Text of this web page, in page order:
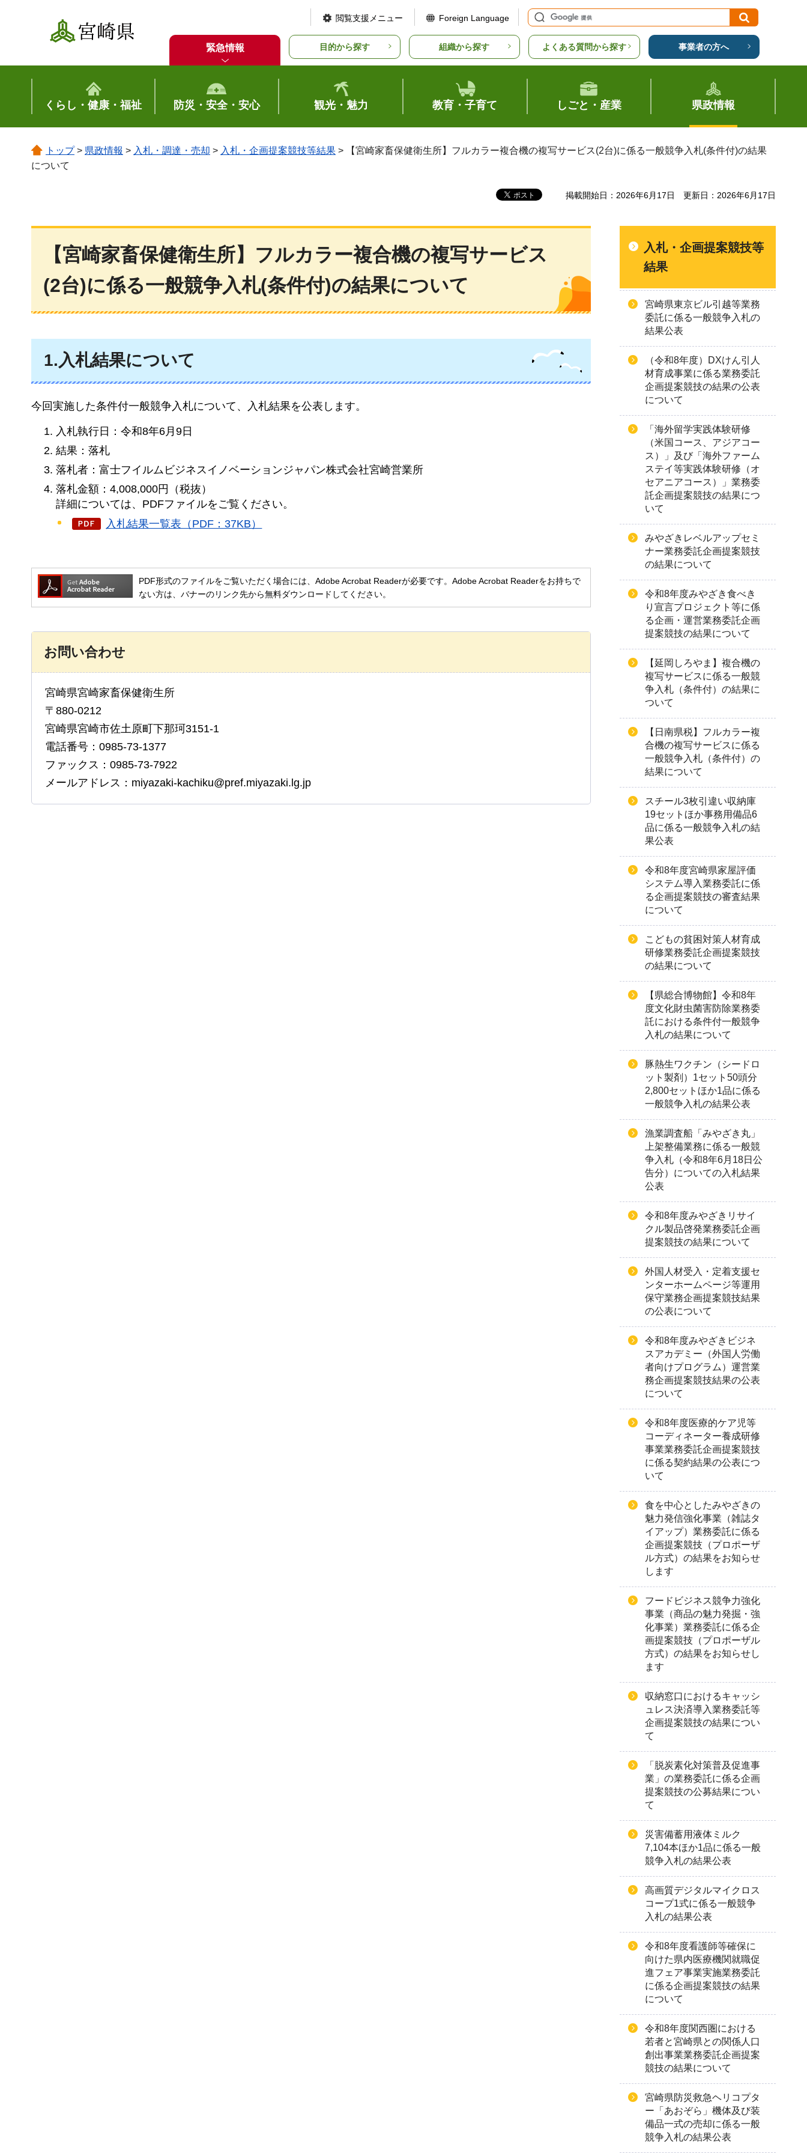
宮崎県
閲覧支援メニュー Foreign Language
緊急情報 目的から探す 組織から探す よくある質問から探す 事業者の方へ
くらし・健康・福祉 防災・安全・安心 観光・魅力 教育・子育て しごと・産業 県政情報
トップ> 県政情報 > 入札・調達・売却 > 入札・企画提案競技等結果 > 【宮崎家畜保健衛生所】フルカラー複合機の複写サービス(2台)に係る一般競争入札(条件付)の結果
について
掲載開始日：2026年6月17日 更新日：2026年6月17日
【宮崎家畜保健衛生所】フルカラー複合機の複写サービス
(2台)に係る一般競争入札(条件付)の結果について
1.入札結果について
今回実施した条件付一般競争入札について、入札結果を公表します。
入札執行日：令和8年6月9日
結果：落札
落札者：富士フイルムビジネスイノベーションジャパン株式会社宮崎営業所
落札金額：4,008,000円（税抜）
詳細については、PDFファイルをご覧ください。
入札結果一覧表（PDF：37KB）
PDF形式のファイルをご覧いただく場合には、Adobe Acrobat Readerが必要です。Adobe Acrobat Readerをお持ちで
ない方は、バナーのリンク先から無料ダウンロードしてください。
お問い合わせ
宮崎県宮崎家畜保健衛生所
〒880-0212
宮崎県宮崎市佐土原町下那珂3151-1
電話番号：0985-73-1377
ファックス：0985-73-7922
メールアドレス：miyazaki-kachiku@pref.miyazaki.lg.jp
入札・企画提案競技等
結果
宮崎県東京ビル引越等業務
委託に係る一般競争入札の
結果公表
（令和8年度）DXけん引人
材育成事業に係る業務委託
企画提案競技の結果の公表
について
「海外留学実践体験研修
（米国コース、アジアコー
ス）」及び「海外ファーム
ステイ等実践体験研修（オ
セアニアコース）」業務委
託企画提案競技の結果につ
いて
みやざきレベルアップセミ
ナー業務委託企画提案競技
の結果について
令和8年度みやざき食べき
り宣言プロジェクト等に係
る企画・運営業務委託企画
提案競技の結果について
【延岡しろやま】複合機の
複写サービスに係る一般競
争入札（条件付）の結果に
ついて
【日南県税】フルカラー複
合機の複写サービスに係る
一般競争入札（条件付）の
結果について
スチール3枚引違い収納庫
19セットほか事務用備品6
品に係る一般競争入札の結
果公表
令和8年度宮崎県家屋評価
システム導入業務委託に係
る企画提案競技の審査結果
について
こどもの貧困対策人材育成
研修業務委託企画提案競技
の結果について
【県総合博物館】令和8年
度文化財虫菌害防除業務委
託における条件付一般競争
入札の結果について
豚熱生ワクチン（シードロ
ット製剤）1セット50頭分
2,800セットほか1品に係る
一般競争入札の結果公表
漁業調査船「みやざき丸」
上架整備業務に係る一般競
争入札（令和8年6月18日公
告分）についての入札結果
公表
令和8年度みやざきリサイ
クル製品啓発業務委託企画
提案競技の結果について
外国人材受入・定着支援セ
ンターホームページ等運用
保守業務企画提案競技結果
の公表について
令和8年度みやざきビジネ
スアカデミー（外国人労働
者向けプログラム）運営業
務企画提案競技結果の公表
について
令和8年度医療的ケア児等
コーディネーター養成研修
事業業務委託企画提案競技
に係る契約結果の公表につ
いて
食を中心としたみやざきの
魅力発信強化事業（雑誌タ
イアップ）業務委託に係る
企画提案競技（プロポーザ
ル方式）の結果をお知らせ
します
フードビジネス競争力強化
事業（商品の魅力発掘・強
化事業）業務委託に係る企
画提案競技（プロポーザル
方式）の結果をお知らせし
ます
収納窓口におけるキャッシ
ュレス決済導入業務委託等
企画提案競技の結果につい
て
「脱炭素化対策普及促進事
業」の業務委託に係る企画
提案競技の公募結果につい
て
災害備蓄用液体ミルク
7,104本ほか1品に係る一般
競争入札の結果公表
高画質デジタルマイクロス
コープ1式に係る一般競争
入札の結果公表
令和8年度看護師等確保に
向けた県内医療機関就職促
進フェア事業実施業務委託
に係る企画提案競技の結果
について
令和8年度関西圏における
若者と宮崎県との関係人口
創出事業業務委託企画提案
競技の結果について
宮崎県防災救急ヘリコプタ
ー「あおぞら」機体及び装
備品一式の売却に係る一般
競争入札の結果公表